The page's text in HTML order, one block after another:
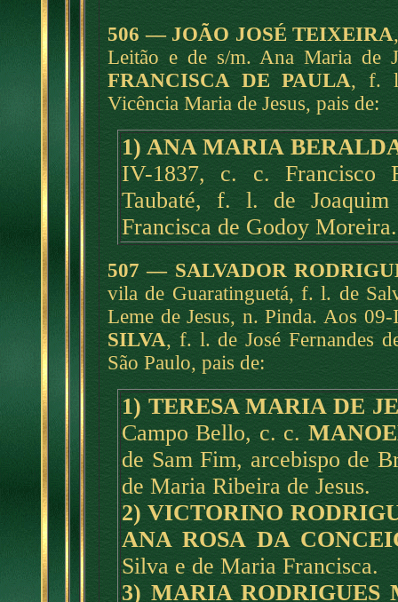
506 — JOÃO JOSÉ TEIXEIRA
Leitão e de s/m. Ana Maria de
FRANCISCA DE PAULA, f.
Vicência Maria de Jesus, pais de:
1) ANA MARIA
IV-1837, c. c. Francisco
Taubaté, f. l. de
Francisca de Godoy Moreira.
507 — SALVADOR
vila de Guaratinguetá, f. l. de
Leme de Jesus, n. Pinda. Aos
SILVA, f. l. de José Fernandes
São Paulo, pais de:
1) TERESA MARIA DE
Campo Bello, c. c.
de Sam Fim, arcebispo de
de Maria Ribeira de Jesus.
2) VICTORINO
ANA ROSA DA
Silva e de Maria Francisca.
3) MARIA RODRIGUES